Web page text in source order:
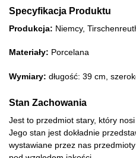
Specyfikacja Produktu
Produkcja: Niemcy,
Materiały: Porcelana
Wymiary: długość: 39 cm,
Stan Zachowania
Jest to przedmiot stary, który
Jego stan jest dokładnie
wystawiane przez nas